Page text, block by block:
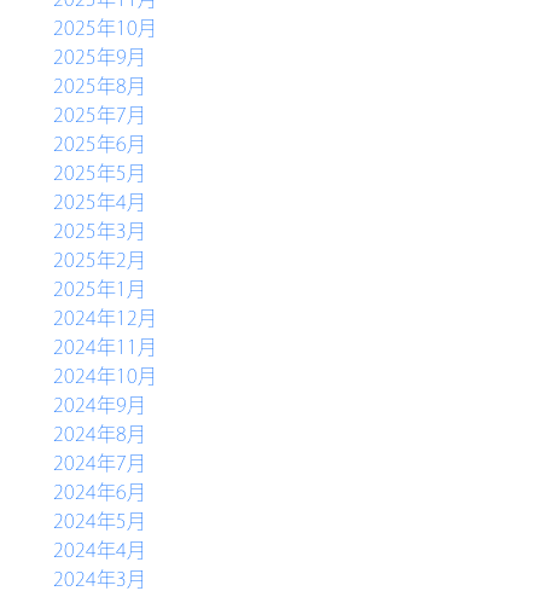
アクセス
2025年10月
2025年9月
2025年8月
2025年7月
2025年6月
2025年5月
2025年4月
2025年3月
2025年2月
2025年1月
2024年12月
2024年11月
2024年10月
2024年9月
2024年8月
2024年7月
2024年6月
2024年5月
2024年4月
2024年3月